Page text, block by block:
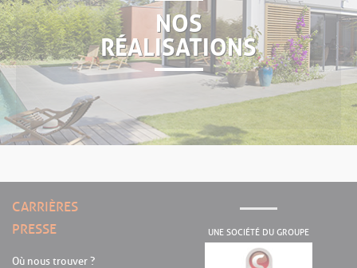
NOS
RÉALISATIONS
CARRIÈRES
PRESSE
Où nous trouver ?
UNE SOCIÉTÉ DU GROUPE